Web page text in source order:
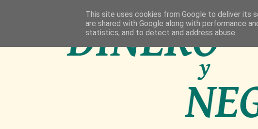
This site uses cookies from Google to deliver its
are shared with Google along with performance
statistics, and to detect and address abuse.